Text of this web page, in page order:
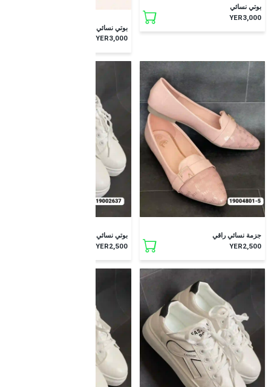
بوتي نسائي
YER3,000
بوتي نسائي راقي
YER3,000
جزمة نسائي راقي
YER2,500
بوتي نسائي خيط عا دي ابيض
YER2,500